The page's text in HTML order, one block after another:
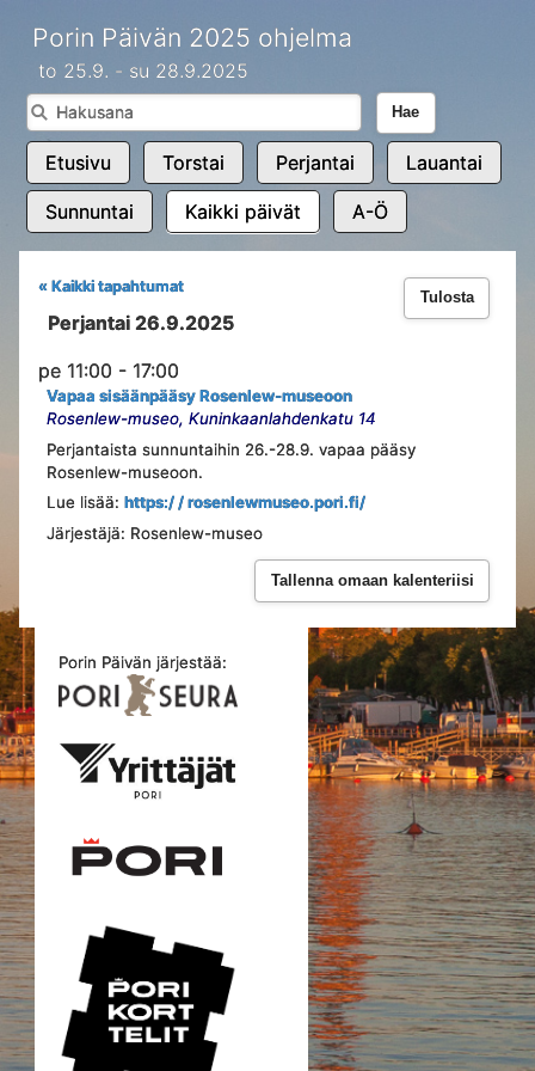
Porin Päivän 2025 ohjelma
to 25.9. - su 28.9.2025
Hae
Etusivu Torstai Perjantai Lauantai
Sunnuntai Kaikki päivät A-Ö
Tulosta
« Kaikki tapahtumat
Perjantai 26.9.2025
pe 11:00 - 17:00
Vapaa sisäänpääsy Rosenlew-museoon
Rosenlew-museo, Kuninkaanlahdenkatu 14
Perjantaista sunnuntaihin 26.-28.9. vapaa pääsy
Rosenlew-museoon.
Lue lisää: https:/ / rosenlewmuseo.pori.fi/
Järjestäjä: Rosenlew-museo
Tallenna omaan kalenteriisi
Porin Päivän järjestää: